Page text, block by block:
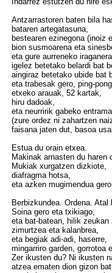
Antzarrastoren baten bila
bataren artegatasuna,
bestearen ezinegona (inoiz
bion susmoarena eta
eta gure aurreneko
igelez betetako belardi bat
aingiraz betetako ubide bat
eta trabesak gero, ping-
etxeko arauak, 52 kartak,
hiru dadoak,
eta neurririk gabeko
(zure ordez ni zahartzen
faisana jaten dut, basoa
Estua du orain etxea.
Makinak arnasten du haren
Mukiak xurgatzen dizkiote,
diafragma hotsa,
eta azken mugimendua
Berbizkundea. Ordena. Atal
Soina gero eta txikiago,
eta bat-batean, hilik zeukan
zimurtzea eta kalanbrea,
eta begiak adi-adi, haserre,
mingarriro garden, gorrotoa
Zer ikusten du? Ni ikusten
atzea ematen dion gizon